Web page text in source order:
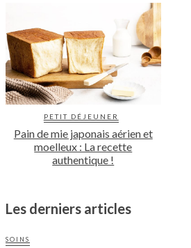
PETIT DÉJEUNER
Pain de mie japonais aérien et
moelleux : La recette
authentique !
Les derniers articles
SOINS